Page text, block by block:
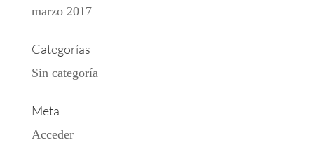
marzo 2017
Categorías
Sin categoría
Meta
Acceder